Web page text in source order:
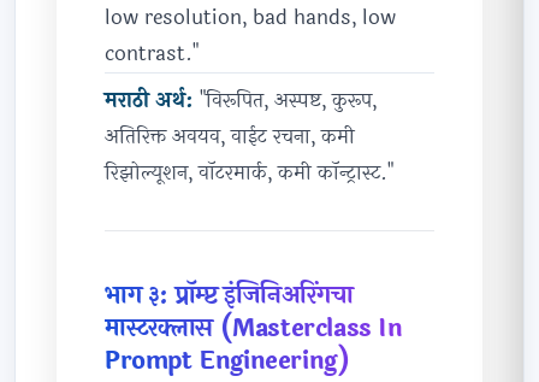
low resolution, bad hands, low
contrast."
मराठी अर्थ: "विरूपित, अस्पष्ट, कुरूप,
अतिरिक्त अवयव, वाईट रचना, कमी
रिझोल्यूशन, वॉटरमार्क, कमी कॉन्ट्रास्ट."
भाग ३: प्रॉम्प्ट इंजिनिअरिंगचा
मास्टरक्लास (Masterclass In
Prompt Engineering)